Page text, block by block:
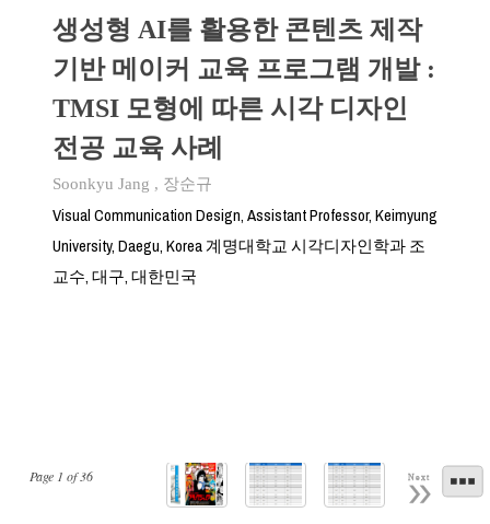
Page 1 of36 Next
생성형 AI를 활용한 콘텐츠 제작
기반 메이커 교육 프로그램 개발 :
TMSI 모형에 따른 시각 디자인
전공 교육 사례
Soonkyu Jang , 장순규
Visual Communication Design, Assistant Professor, Keimyung
University, Daegu, Korea 계명대학교 시각디자인학과 조
교수, 대구, 대한민국